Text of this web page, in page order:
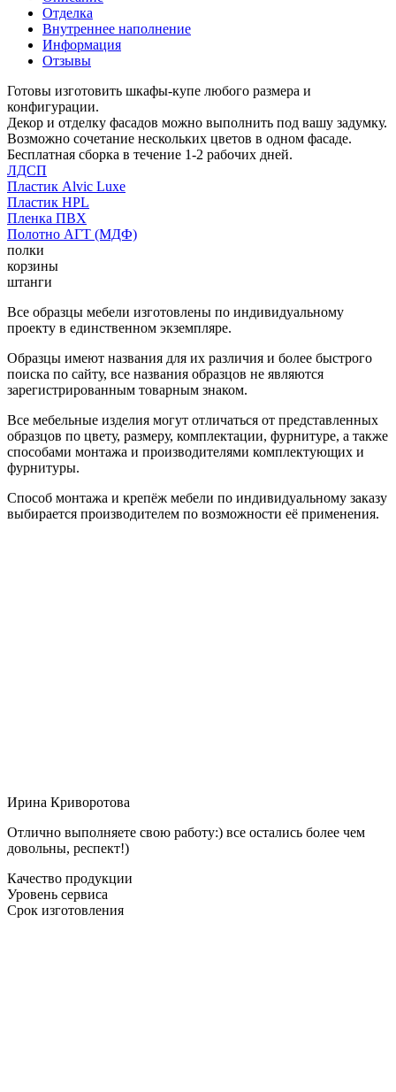
Отделка
Внутреннее наполнение
Информация
Отзывы
Готовы изготовить шкафы-купе любого размера и
конфигурации.
Декор и отделку фасадов можно выполнить под вашу задумку.
Возможно сочетание нескольких цветов в одном фасаде.
Бесплатная сборка в течение 1-2 рабочих дней.
ЛДСП
Пластик Alvic Luxe
Пластик HPL
Пленка ПВХ
Полотно АГТ (МДФ)
полки
корзины
штанги
Все образцы мебели изготовлены по индивидуальному
проекту в единственном экземпляре.
Образцы имеют названия для их различия и более быстрого
поиска по сайту, все названия образцов не являются
зарегистрированным товарным знаком.
Все мебельные изделия могут отличаться от представленных
образцов по цвету, размеру, комплектации, фурнитуре, а также
способами монтажа и производителями комплектующих и
фурнитуры.
Способ монтажа и крепёж мебели по индивидуальному заказу
выбирается производителем по возможности её применения.
Ирина Криворотова
Отлично выполняете свою работу:) все остались более чем
довольны, респект!)
Качество продукции
Уровень сервиса
Срок изготовления